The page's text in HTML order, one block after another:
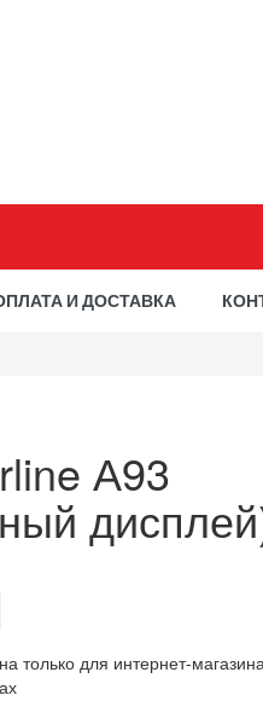
И ДОСТАВКА
А93
только для интернет-